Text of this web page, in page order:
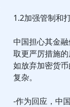
1.2加强管制和
中国担心其金
取更严厉措施
如放弃加密货
复杂。
-作为回应，中